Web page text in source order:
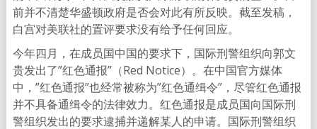
前并不清楚华盛顿政府是否会对此有所反映。截至发稿，
白宫对美联社的置评要求没有给予任何回应。
今年四月，在成员国中国的要求下，国际刑警组织向郭文
贵发出了”红色通报”（Red Notice）。在中国官方媒体
中，”红色通报”也经常被称为”红色通缉令”，尽管红色通报
并不具备通缉令的法律效力。红色通报是成员国向国际刑
警组织发出的要求逮捕并递解某人的申请。国际刑警组织